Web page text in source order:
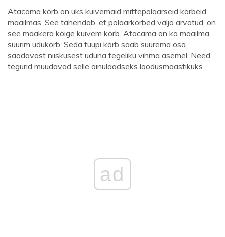
Atacama kõrb on üks kuivemaid mittepolaarseid kõrbeid
maailmas. See tähendab, et polaarkõrbed välja arvatud, on
see maakera kõige kuivem kõrb. Atacama on ka maailma
suurim udukõrb. Seda tüüpi kõrb saab suurema osa
saadavast niiskusest uduna tegeliku vihma asemel. Need
tegurid muudavad selle ainulaadseks loodusmaastikuks.
ad